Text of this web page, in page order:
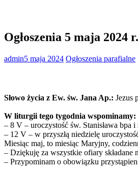
Ogłoszenia 5 maja 2024 r.
admin5 maja 2024 Ogłoszenia parafialne
Słowo życia z Ew. św. Jana Ap.: Jezus
W liturgii tego tygodnia wspominamy:
– 8 V – uroczystość św. Stanisława bpa
– 12 V – w przyszłą niedzielę
Miesiąc maj, to miesiąc Maryjny,
– Dziękuję za wszystkie ofiary składane
– Przypominam o obowiązku